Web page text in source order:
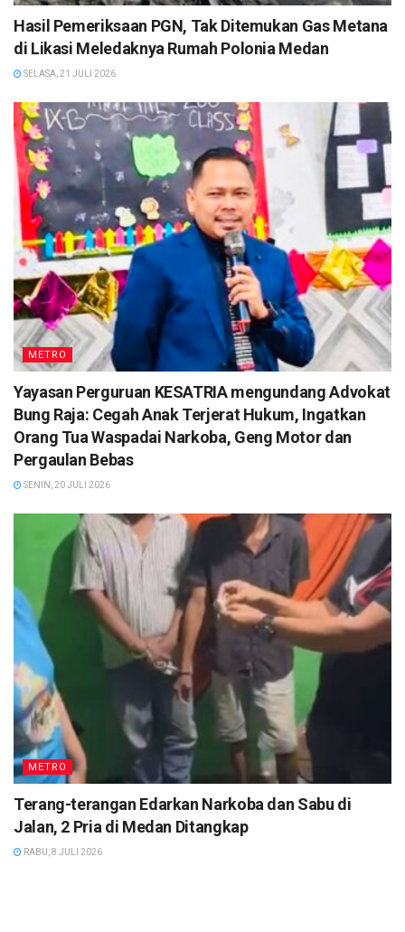
Hasil Pemeriksaan PGN, Tak Ditemukan Gas Metana
di Likasi Meledaknya Rumah Polonia Medan
SELASA, 21 JULI 2026
METRO
Yayasan Perguruan KESATRIA mengundang Advokat
Bung Raja: Cegah Anak Terjerat Hukum, Ingatkan
Orang Tua Waspadai Narkoba, Geng Motor dan
Pergaulan Bebas
SENIN, 20 JULI 2026
METRO
Terang-terangan Edarkan Narkoba dan Sabu di
Jalan, 2 Pria di Medan Ditangkap
RABU, 8 JULI 2026